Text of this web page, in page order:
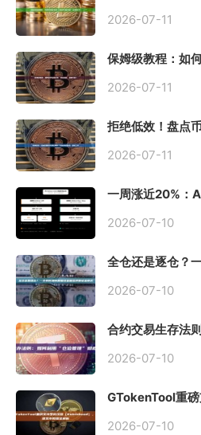
2026-07-11
保姆级教程：如
2026-07-11
拒绝低效！盘点
2026-07-11
一周涨近20%：
2026-07-10
全仓还是逐仓？
2026-07-10
合约交易生存法
2026-07-10
GTokenTool重
2026-07-10